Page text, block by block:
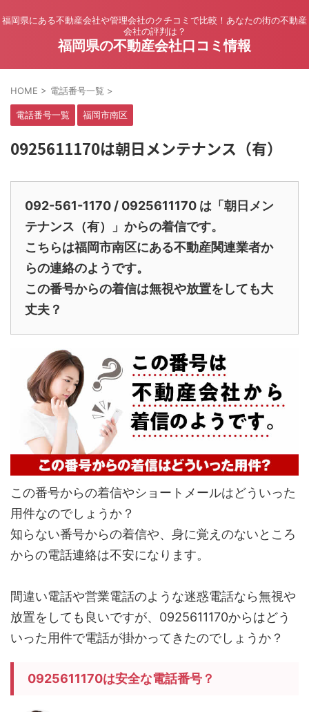
福岡県にある不動産会社や管理会社のクチコミで比較！あなたの街の不動産
会社の評判は？
福岡県の不動産会社口コミ情報
HOME > 電話番号一覧 >
電話番号一覧 福岡市南区
0925611170は朝日メンテナンス（有）
092-561-1170 / 0925611170 は「朝日メン
テナンス（有）」からの着信です。
こちらは福岡市南区にある不動産関連業者か
らの連絡のようです。
この番号からの着信は無視や放置をしても大
丈夫？
この番号からの着信やショートメールはどういった
用件なのでしょうか？
知らない番号からの着信や、身に覚えのないところ
からの電話連絡は不安になります。
間違い電話や営業電話のような迷惑電話なら無視や
放置をしても良いですが、0925611170からはどう
いった用件で電話が掛かってきたのでしょうか？
0925611170は安全な電話番号？